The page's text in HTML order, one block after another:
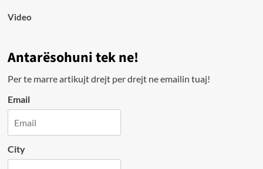
Video
Antarësohuni tek ne!
Per te marre artikujt drejt per drejt ne emailin tuaj!
Email
City